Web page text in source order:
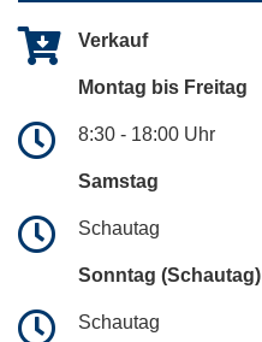
Verkauf
Montag bis Freitag
8:30 - 18:00 Uhr
Samstag
Schautag
Sonntag (Schautag)
Schautag